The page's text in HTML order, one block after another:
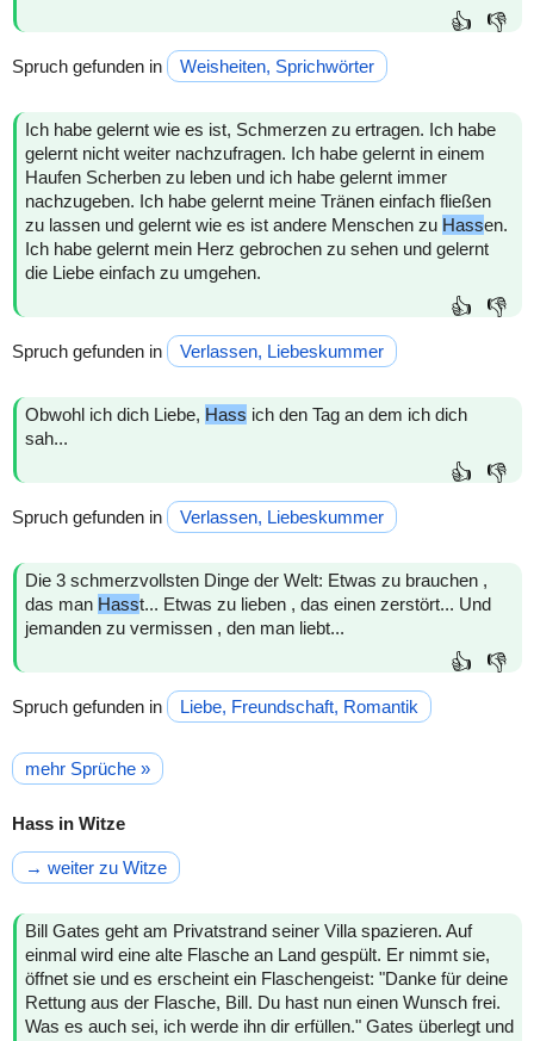
👍 👎
Spruch gefunden in Weisheiten, Sprichwörter
Ich habe gelernt wie es ist, Schmerzen zu ertragen. Ich habe
gelernt nicht weiter nachzufragen. Ich habe gelernt in einem
Haufen Scherben zu leben und ich habe gelernt immer
nachzugeben. Ich habe gelernt meine Tränen einfach fließen
zu lassen und gelernt wie es ist andere Menschen zu Hassen.
Ich habe gelernt mein Herz gebrochen zu sehen und gelernt
die Liebe einfach zu umgehen.
👍 👎
Spruch gefunden in Verlassen, Liebeskummer
Obwohl ich dich Liebe, Hass ich den Tag an dem ich dich
sah...
👍 👎
Spruch gefunden in Verlassen, Liebeskummer
Die 3 schmerzvollsten Dinge der Welt: Etwas zu brauchen ,
das man Hasst... Etwas zu lieben , das einen zerstört... Und
jemanden zu vermissen , den man liebt...
👍 👎
Spruch gefunden in Liebe, Freundschaft, Romantik
mehr Sprüche »
Hass in Witze
→ weiter zu Witze
Bill Gates geht am Privatstrand seiner Villa spazieren. Auf
einmal wird eine alte Flasche an Land gespült. Er nimmt sie,
öffnet sie und es erscheint ein Flaschengeist: "Danke für deine
Rettung aus der Flasche, Bill. Du hast nun einen Wunsch frei.
Was es auch sei, ich werde ihn dir erfüllen." Gates überlegt und